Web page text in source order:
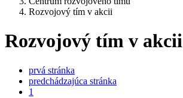
Rozvojový tím v akcii
Rozvojový tím v akcii
prvá stránka
predchádzajúca stránka
1